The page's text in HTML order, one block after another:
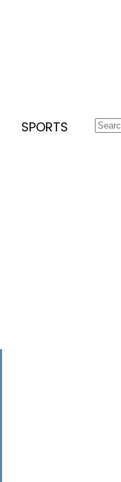
SPORTS